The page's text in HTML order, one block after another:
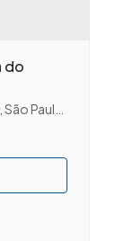
do
São Paulo